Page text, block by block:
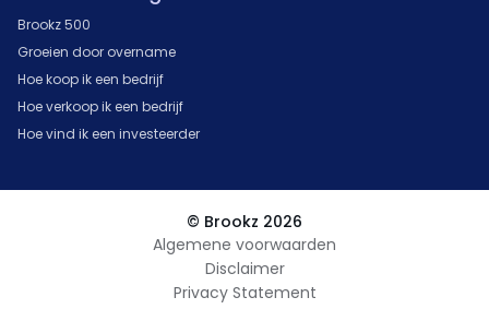
Brookz 500
Groeien door overname
Hoe koop ik een bedrijf
Hoe verkoop ik een bedrijf
Hoe vind ik een investeerder
© Brookz 2026
Algemene voorwaarden
Disclaimer
Privacy Statement